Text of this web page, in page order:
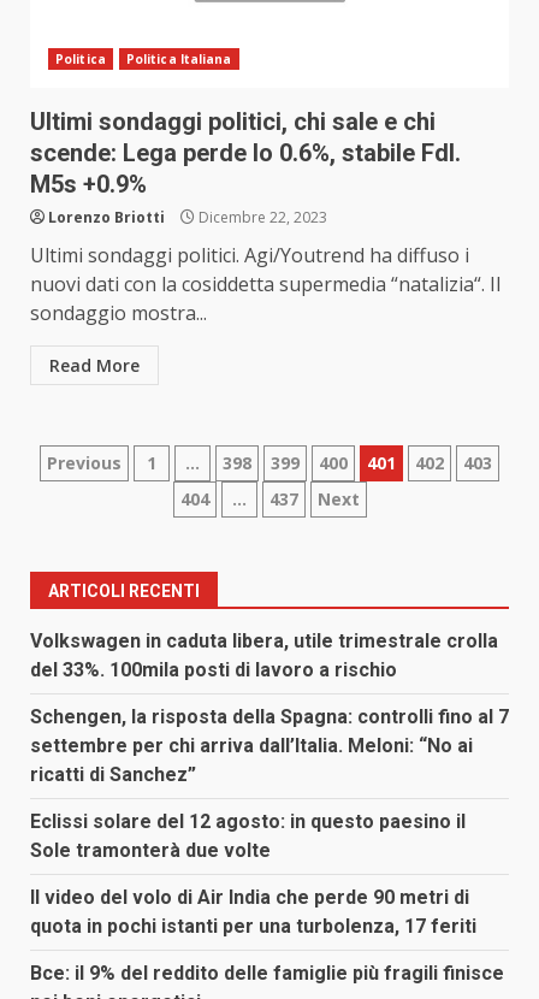
Politica Politica Italiana
Ultimi sondaggi politici, chi sale e chi
scende: Lega perde lo 0.6%, stabile FdI.
M5s +0.9%
Lorenzo Briotti Dicembre 22, 2023
Ultimi sondaggi politici. Agi/Youtrend ha diffuso i
nuovi dati con la cosiddetta supermedia “natalizia“. Il
sondaggio mostra...
Read More
Paginazione
articoli
Previous 1 … 398 399 400 401 402
403
404
… 437 Next
ARTICOLI RECENTI
Volkswagen in caduta libera, utile trimestrale crolla
del 33%. 100mila posti di lavoro a rischio
Schengen, la risposta della Spagna: controlli fino al 7
settembre per chi arriva dall’Italia. Meloni: “No ai
ricatti di Sanchez”
Eclissi solare del 12 agosto: in questo paesino il
Sole tramonterà due volte
Il video del volo di Air India che perde 90 metri di
quota in pochi istanti per una turbolenza, 17 feriti
Bce: il 9% del reddito delle famiglie più fragili finisce